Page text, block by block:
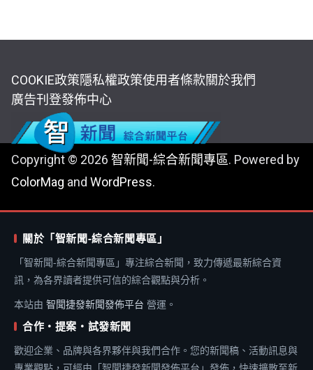
COOKIE政策隱私權政策使用者條款關於我們
廣告刊登發佈中心
Copyright © 2026 智新聞-綜合新聞專區. Powered by
ColorMag and WordPress.
關於「智新聞-綜合新聞專區」
「智新聞-綜合新聞專區」專注綜合新聞，致力傳遞最新綜合資
訊，為各界讀者提供可信的綜合觀點與分析。
本站由 智聞捷發新聞發佈平台 營運。
合作・提案・試發新聞
歡迎企業、品牌與各界夥伴與我們合作。您的新聞稿、活動訊息與